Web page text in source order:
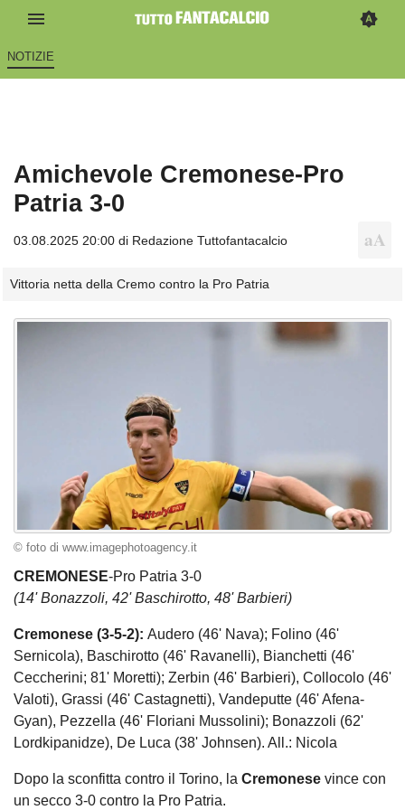
NOTIZIE
Amichevole Cremonese-Pro
Patria 3-0
03.08.2025 20:00 di Redazione Tuttofantacalcio
Vittoria netta della Cremo contro la Pro Patria
© foto di www.imagephotoagency.it
CREMONESE-Pro Patria 3-0
(14' Bonazzoli, 42' Baschirotto, 48' Barbieri)
Cremonese (3-5-2): Audero (46' Nava); Folino (46'
Sernicola), Baschirotto (46' Ravanelli), Bianchetti (46'
Ceccherini; 81' Moretti); Zerbin (46' Barbieri), Collocolo (46'
Valoti), Grassi (46' Castagnetti), Vandeputte (46' Afena-
Gyan), Pezzella (46' Floriani Mussolini); Bonazzoli (62'
Lordkipanidze), De Luca (38' Johnsen). All.: Nicola
Dopo la sconfitta contro il Torino, la Cremonese vince con
un secco 3-0 contro la Pro Patria.